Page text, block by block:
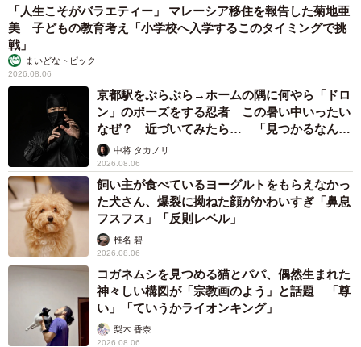
私は会社員時代からフリーランスになった今もずっと実践
中なのですが、ポイントは「未来のことを考えすぎない」
ことですね。ゴールを先に思い描くと、終わらせるにはあ
れもこれもと考えてしまい、「1分じゃ終わらない！」とプ
レッシャーになるので、まず1分だけ手をつけることに集中
します。
1分動けた自分を褒めると勢いがついて、気づけば予定以上
に進んでいることも多いです。それがまた嬉しくて、次も
またやろうという良い循環になります。
＜まるさん | IT×ビジネスをマンガで解説｜関連情報＞
▽X（旧Twitter）
https://x.com/malcchi
▽note
「人生こそがバラエティー」 マレーシア移住を報告した菊地亜
美 子どもの教育考え「小学校へ入学するこのタイミングで挑
戦」
まいどなトピック
2026.08.06
京都駅をぶらぶら→ホームの隅に何やら「ドロ
ン」のポーズをする忍者 この暑い中いったい
なぜ？ 近づいてみたら… 「見つかるなんて
未熟」中将 タカノリ
2026.08.06
飼い主が食べているヨーグルトをもらえなかっ
た犬さん、爆裂に拗ねた顔がかわいすぎ「鼻息
フスフス」「反則レベル」
椎名 碧
2026.08.06
コガネムシを見つめる猫とパパ、偶然生まれた
神々しい構図が「宗教画のよう」と話題 「尊
い」「ていうかライオンキング」
梨木 香奈
2026.08.06